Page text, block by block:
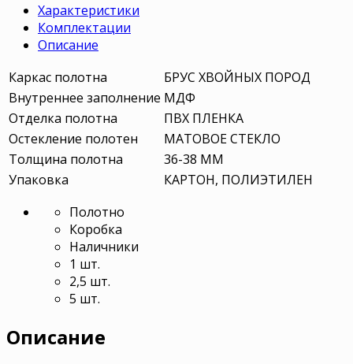
Характеристики
Комплектации
Описание
Каркас полотна
БРУС ХВОЙНЫХ ПОРОД
Внутреннее заполнение МДФ
Отделка полотна
ПВХ ПЛЕНКА
Остекление полотен
МАТОВОЕ СТЕКЛО
Толщина полотна
36-38 ММ
Упаковка
КАРТОН, ПОЛИЭТИЛЕН
Полотно
Коробка
Наличники
1 шт.
2,5 шт.
5 шт.
Описание